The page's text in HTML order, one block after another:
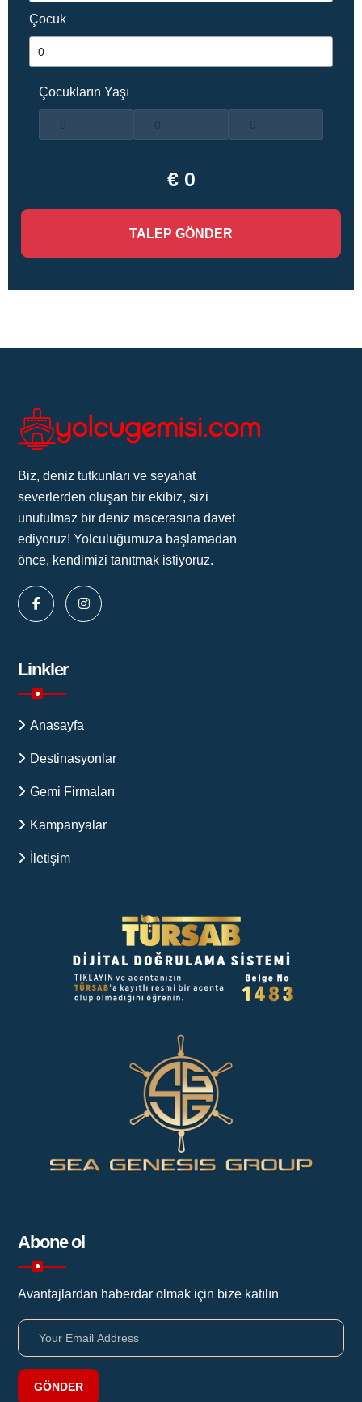
Çocuk
Çocukların Yaşı
€ 0
Biz, deniz tutkunları ve seyahat
severlerden oluşan bir ekibiz, sizi
unutulmaz bir deniz macerasına davet
ediyoruz! Yolculuğumuza başlamadan
önce, kendimizi tanıtmak istiyoruz.
Linkler
Anasayfa
Destinasyonlar
Gemi Firmaları
Kampanyalar
İletişim
Abone ol
Avantajlardan haberdar olmak için bize katılın
GÖNDER